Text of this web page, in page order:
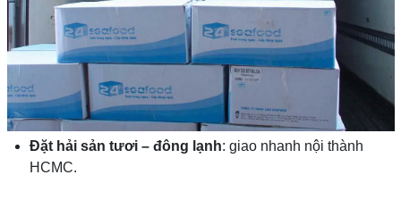
Đặt hải sản tươi – đông lạnh: giao nhanh nội thành
HCMC.